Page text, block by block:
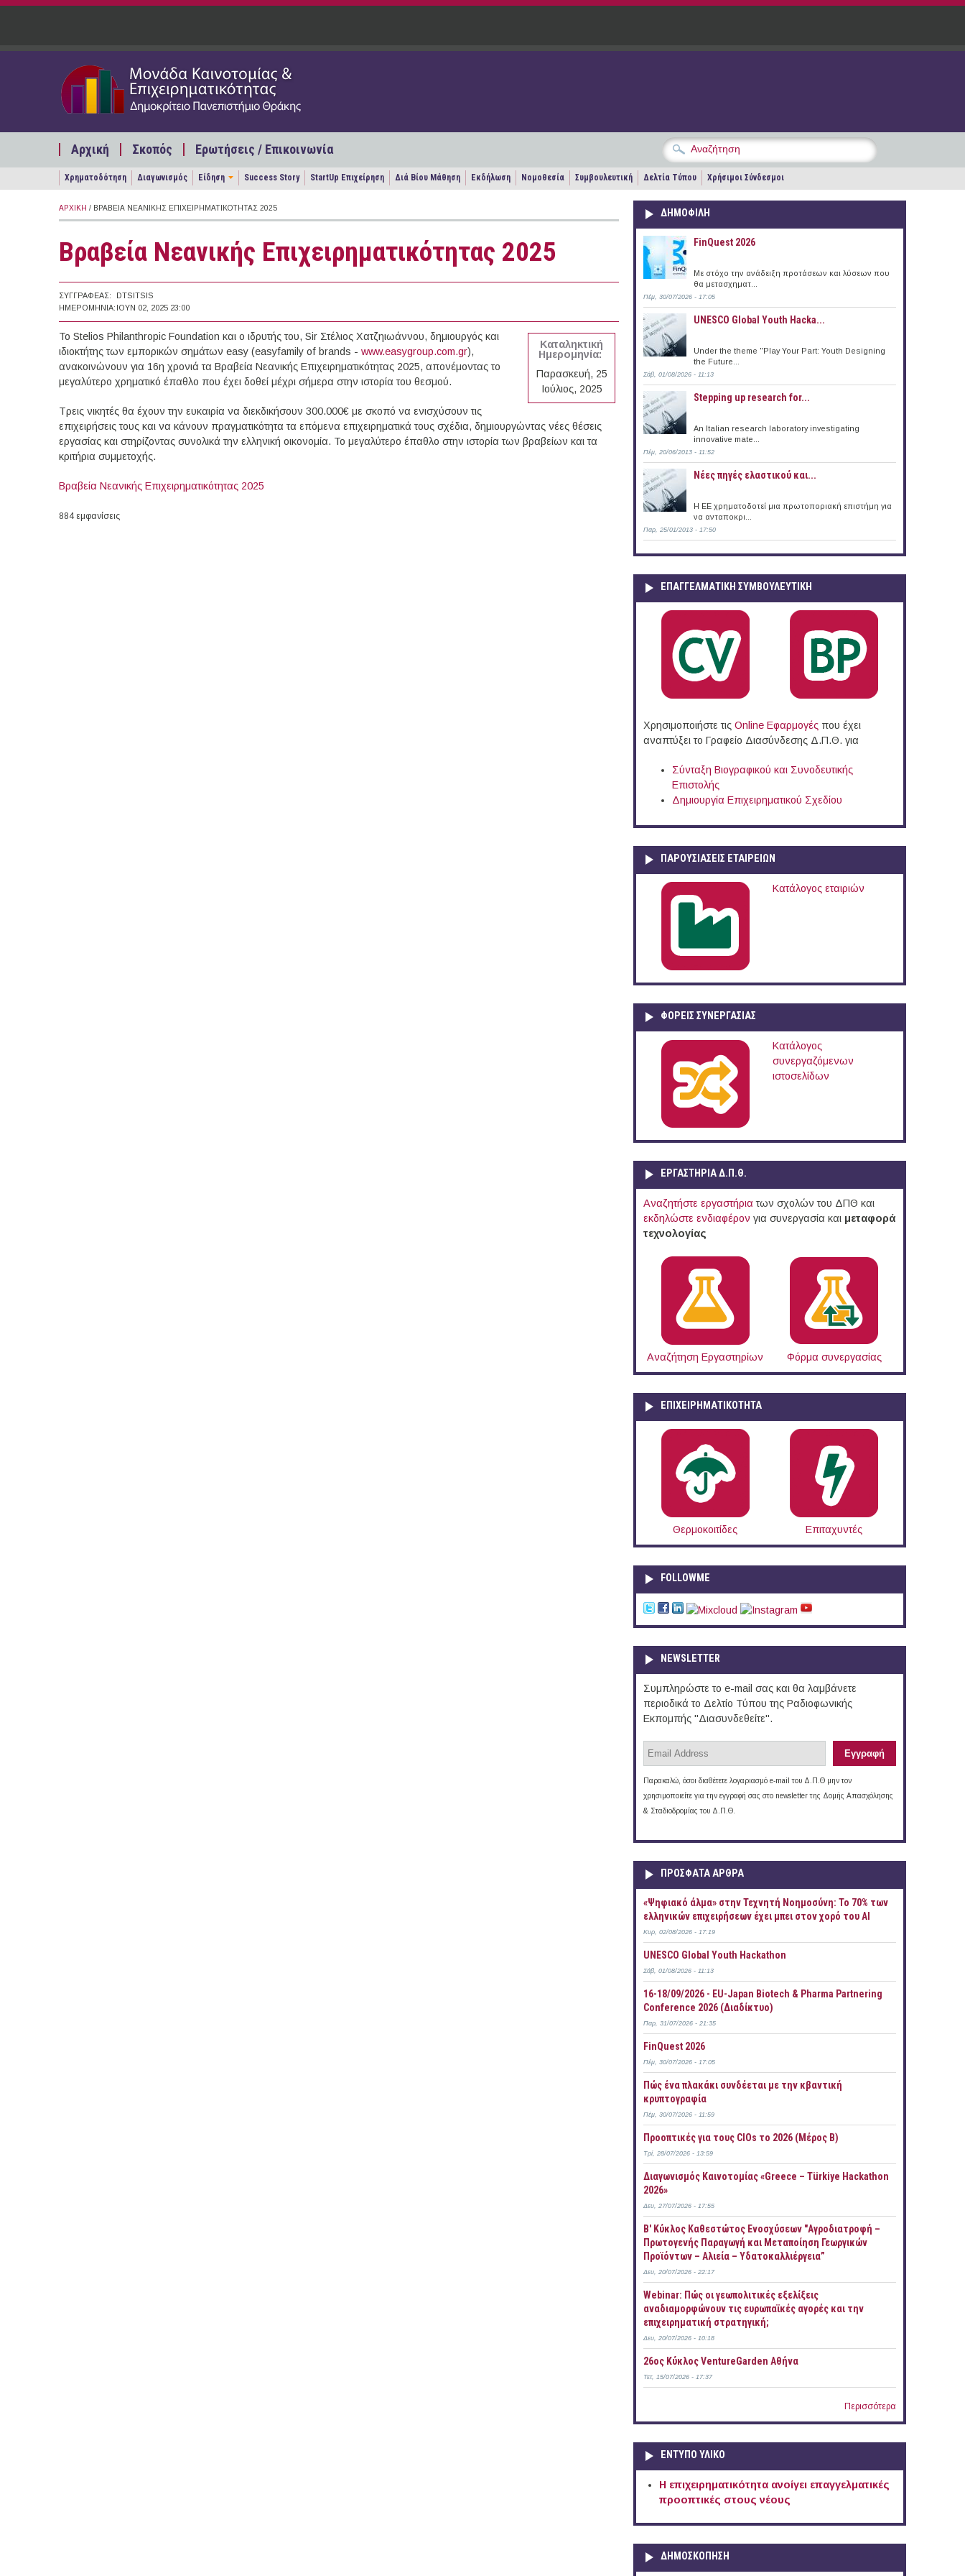
Παράκαμψη προς το κυρίως περιεχόμενο
Αρχική Σκοπός Ερωτήσεις / Επικοινωνία
Χρηματοδότηση Διαγωνισμός Είδηση Success Story StartUp Επιχείρηση Διά Βίου Μάθηση Εκδήλωση Νομοθεσία Συμβουλευτική Δελτία Τύπου Χρήσιμοι Σύνδεσμοι
ΑΡΧΙΚΉ / ΒΡΑΒΕΊΑ ΝΕΑΝΙΚΉΣ ΕΠΙΧΕΙΡΗΜΑΤΙΚΌΤΗΤΑΣ 2025
Βραβεία Νεανικής Επιχειρηματικότητας 2025
ΣΥΓΓΡΑΦΈΑΣ:
DTSITSIS
ΗΜΕΡΟΜΗΝΊΑ: ΙΟΥΝ 02, 2025 23:00
Καταληκτική
Ημερομηνία:
Παρασκευή, 25
Ιούλιος, 2025
Το Stelios Philanthropic Foundation και ο ιδρυτής του, Sir Στέλιος Χατζηιωάννου, δημιουργός και
ιδιοκτήτης των εμπορικών σημάτων easy (easyfamily of brands - www.easygroup.com.gr),
ανακοινώνουν για 16η χρονιά τα Βραβεία Νεανικής Επιχειρηματικότητας 2025, απονέμοντας το
μεγαλύτερο χρηματικό έπαθλο που έχει δοθεί μέχρι σήμερα στην ιστορία του θεσμού.
Τρεις νικητές θα έχουν την ευκαιρία να διεκδικήσουν 300.000€ με σκοπό να ενισχύσουν τις
επιχειρήσεις τους και να κάνουν πραγματικότητα τα επόμενα επιχειρηματικά τους σχέδια, δημιουργώντας νέες θέσεις
εργασίας και στηρίζοντας συνολικά την ελληνική οικονομία. Το μεγαλύτερο έπαθλο στην ιστορία των βραβείων και τα
κριτήρια συμμετοχής.
Βραβεία Νεανικής Επιχειρηματικότητας 2025
884 εμφανίσεις
ΔΗΜΟΦΙΛΗ
FinQuest 2026
Με στόχο την ανάδειξη προτάσεων και λύσεων που
θα μετασχηματ...
Πέμ, 30/07/2026 - 17:05
UNESCO Global Youth Hacka...
Under the theme "Play Your Part: Youth Designing
the Future...
Σάβ, 01/08/2026 - 11:13
Stepping up research for...
An Italian research laboratory investigating
innovative mate...
Πέμ, 20/06/2013 - 11:52
Νέες πηγές ελαστικού και...
Η ΕΕ χρηματοδοτεί μια πρωτοποριακή επιστήμη για
να ανταποκρι...
Παρ, 25/01/2013 - 17:50
ΕΠΑΓΓΕΛΜΑΤΙΚΉ ΣΥΜΒΟΥΛΕΥΤΙΚΉ
Χρησιμοποιήστε τις Online Eφαρμογές που έχει
αναπτύξει το Γραφείο Διασύνδεσης Δ.Π.Θ. για
Σύνταξη Βιογραφικού και Συνοδευτικής
Επιστολής
Δημιουργία Επιχειρηματικού Σχεδίου
ΠΑΡΟΥΣΙΆΣΕΙΣ ΕΤΑΙΡΕΙΏΝ
Κατάλογος εταιριών
ΦΟΡΕΙΣ ΣΥΝΕΡΓΑΣΙΑΣ
Κατάλογος
συνεργαζόμενων
ιστοσελίδων
ΕΡΓΑΣΤΗΡΙΑ Δ.Π.Θ.
Αναζητήστε εργαστήρια των σχολών του ΔΠΘ και
εκδηλώστε ενδιαφέρον για συνεργασία και μεταφορά
τεχνολογίας
Αναζήτηση Εργαστηρίων Φόρμα συνεργασίας
ΕΠΙΧΕΙΡΗΜΑΤΙΚΟΤΗΤΑ
Θερμοκοιτίδες Επιταχυντές
FOLLOWME
NEWSLETTER
Συμπληρώστε το e-mail σας και θα λαμβάνετε
περιοδικά το Δελτίο Τύπου της Ραδιοφωνικής
Εκπομπής "Διασυνδεθείτε".
Παρακαλώ, όσοι διαθέτετε λογαριασμό e-mail του Δ.Π.Θ μην τον
χρησιμοποιείτε για την εγγραφή σας στο newsletter της Δομής Απασχόλησης
& Σταδιοδρομίας του Δ.Π.Θ.
ΠΡOΣΦΑΤΑ AΡΘΡΑ
«Ψηφιακό άλμα» στην Τεχνητή Νοημοσύνη: Το 70% των
ελληνικών επιχειρήσεων έχει μπει στον χορό του AI
Κυρ, 02/08/2026 - 17:19
UNESCO Global Youth Hackathon
Σάβ, 01/08/2026 - 11:13
16-18/09/2026 - EU-Japan Biotech & Pharma Partnering
Conference 2026 (Διαδίκτυο)
Παρ, 31/07/2026 - 21:35
FinQuest 2026
Πέμ, 30/07/2026 - 17:05
Πώς ένα πλακάκι συνδέεται με την κβαντική
κρυπτογραφία
Πέμ, 30/07/2026 - 11:59
Προοπτικές για τους CIOs το 2026 (Μέρος Β)
Τρί, 28/07/2026 - 13:59
Διαγωνισμός Καινοτομίας «Greece – Türkiye Hackathon
2026»
Δευ, 27/07/2026 - 17:55
B' Κύκλος Καθεστώτος Ενοσχύσεων "Αγροδιατροφή –
Πρωτογενής Παραγωγή και Μεταποίηση Γεωργικών
Προϊόντων – Αλιεία – Υδατοκαλλιέργεια”
Δευ, 20/07/2026 - 22:17
Webinar: Πώς οι γεωπολιτικές εξελίξεις
αναδιαμορφώνουν τις ευρωπαϊκές αγορές και την
επιχειρηματική στρατηγική;
Δευ, 20/07/2026 - 10:18
26ος Κύκλος VentureGarden Αθήνα
Τετ, 15/07/2026 - 17:37
Περισσότερα
ΕΝΤΥΠΟ ΥΛΙΚΟ
Η επιχειρηματικότητα ανοίγει επαγγελματικές
προοπτικές στους νέους
ΔΗΜΟΣΚΟΠΗΣΗ